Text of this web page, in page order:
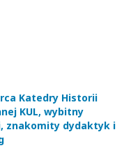
Katedry Historii
KUL, wybitny
znakomity dydaktyk i